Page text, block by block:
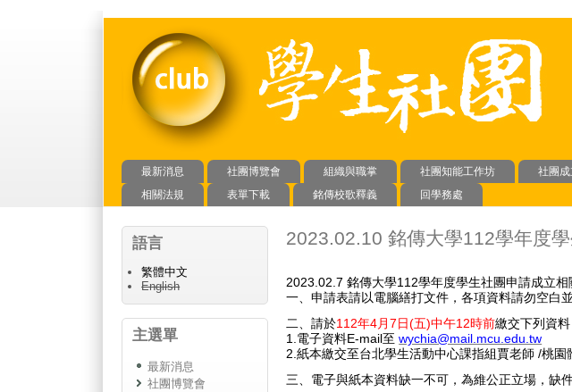
主選單
最新消息 社團博覽會 組織與職掌 社團知能工作坊 社團
相關法規
表單下載 銘傳校歌釋義 回學務處
2023.02.10 銘傳大學112學年度
2023.02.7 銘傳大學112學年度學生社團申請成立相
一、申請表請以電腦繕打文件，各項資料請勿空白
二、請於112年4月7日(五)中午12時前繳交下列資料
1.電子資料E-mail至wychia@mail.mcu.edu.tw
2.紙本繳交至台北學生活動中心課指組賈老師 /桃園
三、電子與紙本資料缺一不可，為維公正立場，缺
語言
繁體中文
English
主選單
最新消息
社團博覽會